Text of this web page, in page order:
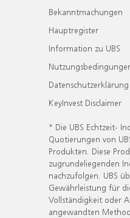
Bekanntmachungen
Hauptregister
Information zu UBS
Datenschutzerklärung
KeyInvest Disclaimer
* Die UBS Echtzeit-
Quotierungen von
Produkten. Diese
zugrundeliegenden
nachzufolgen. UBS
Gewährleistung für
Vollständigkeit oder
angewandten